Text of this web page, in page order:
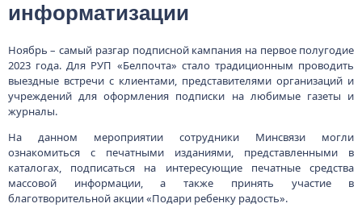
информатизации
Ноябрь – самый разгар подписной кампания на первое полугодие
2023 года. Для РУП «Белпочта» стало традиционным проводить
выездные встречи с клиентами, представителями организаций и
учреждений для оформления подписки на любимые газеты и
журналы.
На данном мероприятии сотрудники Минсвязи могли
ознакомиться с печатными изданиями, представленными в
каталогах, подписаться на интересующие печатные средства
массовой информации, а также принять участие в
благотворительной акции «Подари ребенку радость».